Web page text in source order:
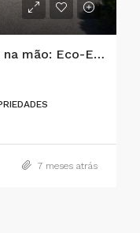
Oportunidade turística chave na mão: Eco-Estado de luxo no coração da natureza
7 meses atrás